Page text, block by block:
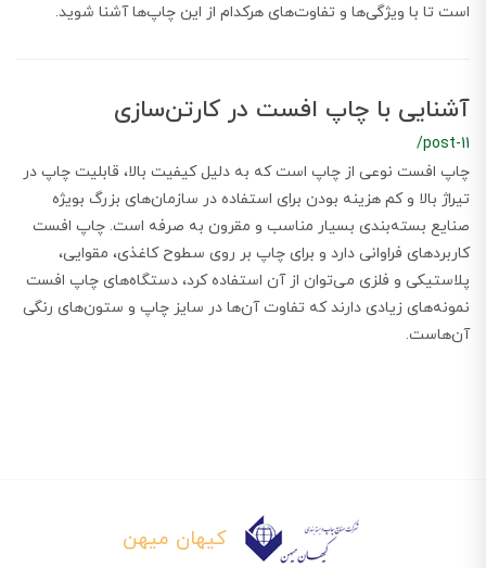
است تا با ویژگی‌ها و تفاوت‌های هرکدام از این چاپ‌ها آشنا شوید.
آشنایی با چاپ افست در کارتن‌سازی
/post-11
چاپ افست نوعی از چاپ است که به دلیل کیفیت بالا، قابلیت چاپ در
تیراژ بالا و کم هزینه بودن برای استفاده در سازمان‌های بزرگ بویژه
صنایع بسته‌بندی بسیار مناسب و مقرون به صرفه است. چاپ افست
کاربردهای فراوانی دارد و برای چاپ بر روی سطوح کاغذی، مقوایی،
پلاستیکی و فلزی می‌توان از آن استفاده کرد، دستگاه‌های چاپ افست
نمونه‌های زیادی دارند که تفاوت آن‌ها در سایز چاپ و ستون‌های رنگی
آن‌هاست.
کیهان میهن